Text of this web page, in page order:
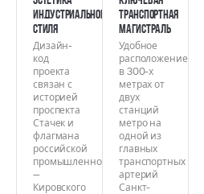
индустриального
стиля
Дизайн-
код
проекта
связан с
историей
проспекта
Стачек и
флагмана
российской
промышленности
—
Кировского
транспортная
магистраль
Удобное
расположение
в 300-х
метрах от
двух
станций
метро на
одной из
главных
транспортных
артерий
Санкт-